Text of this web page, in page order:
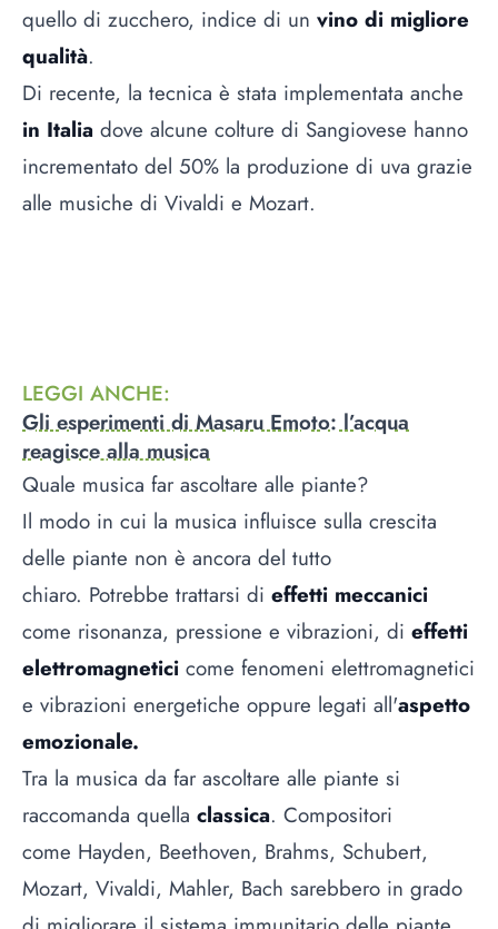
quello di zucchero, indice di un vino di migliore
qualità.
Di recente, la tecnica è stata implementata anche
in Italia dove alcune colture di Sangiovese hanno
incrementato del 50% la produzione di uva grazie
alle musiche di Vivaldi e Mozart.
LEGGI ANCHE:
Gli esperimenti di Masaru Emoto: l’acqua
reagisce alla musica
Quale musica far ascoltare alle piante?
Il modo in cui la musica influisce sulla crescita
delle piante non è ancora del tutto
chiaro. Potrebbe trattarsi di effetti meccanici
come risonanza, pressione e vibrazioni, di effetti
elettromagnetici come fenomeni elettromagnetici
e vibrazioni energetiche oppure legati all'aspetto
emozionale.
Tra la musica da far ascoltare alle piante si
raccomanda quella classica. Compositori
come Hayden, Beethoven, Brahms, Schubert,
Mozart, Vivaldi, Mahler, Bach sarebbero in grado